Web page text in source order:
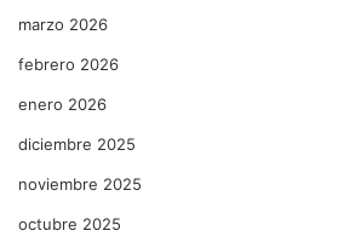
marzo 2026
febrero 2026
enero 2026
diciembre 2025
noviembre 2025
octubre 2025